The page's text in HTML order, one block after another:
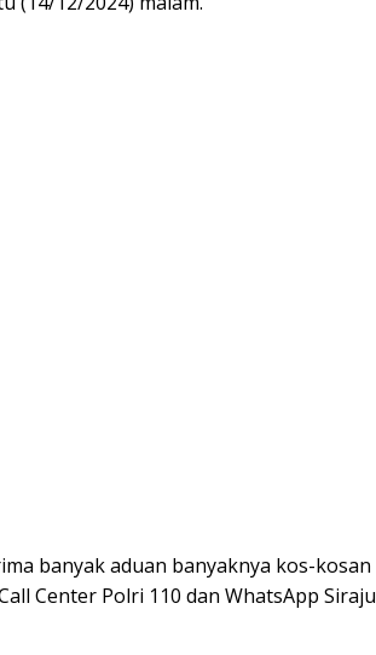
banyak aduan banyaknya kos-kosan
Center Polri 110 dan WhatsApp Siraju